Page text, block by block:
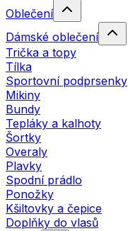
Oblečení
Dámské oblečení
Trička a topy
Tílka
Sportovní podprsenky
Mikiny
Bundy
Tepláky a kalhoty
Šortky
Overaly
Plavky
Spodní prádlo
Ponožky
Kšiltovky a čepice
Doplňky do vlasů